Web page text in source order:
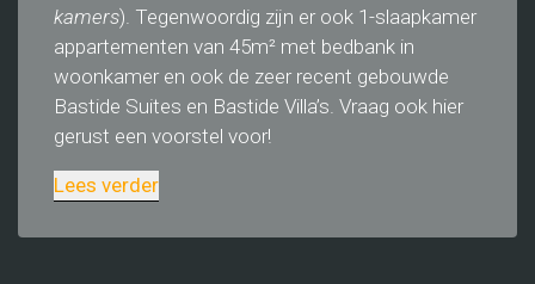
kamers). Tegenwoordig zijn er ook 1-slaapkamer
appartementen van 45m² met bedbank in
woonkamer en ook de zeer recent gebouwde
Bastide Suites en Bastide Villa’s. Vraag ook hier
gerust een voorstel voor!
Lees verder